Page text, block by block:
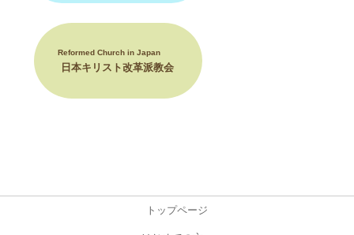
Reformed Church in Japan
日本キリスト改革派教会
トップページ